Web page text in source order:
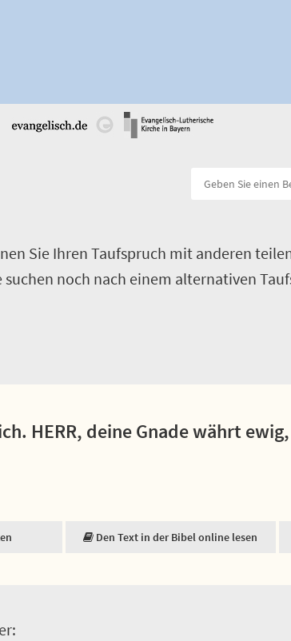
Sie Ihren Taufspruch mit anderen
noch nach einem alternativen
HERR, deine Gnade währt
Den Text in der Bibel online lesen